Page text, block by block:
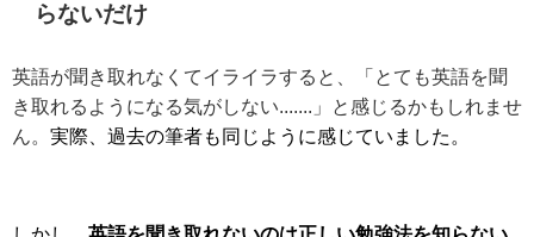
らないだけ
英語が聞き取れなくてイライラすると、「とても英語を聞
き取れるようになる気がしない.......」と感じるかもしれませ
ん。 実際、過去の筆者も同じように感じていました。
しかし、 英語を聞き取れないのは正しい勉強法を知らない